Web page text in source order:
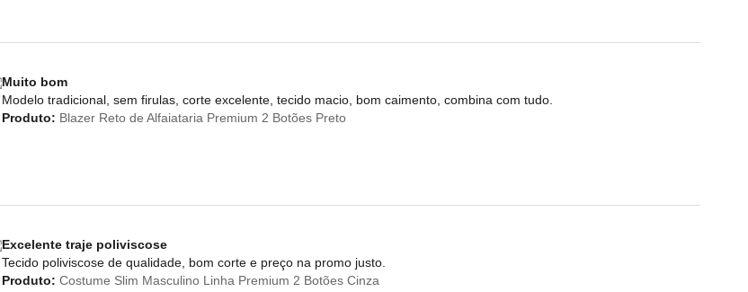
Muito bom
Modelo tradicional, sem firulas, corte excelente, tecido macio, bom caimento, combina com tudo.
Produto: Blazer Reto de Alfaiataria Premium 2 Botões Preto
Excelente traje poliviscose
Tecido poliviscose de qualidade, bom corte e preço na promo justo.
Produto: Costume Slim Masculino Linha Premium 2 Botões Cinza